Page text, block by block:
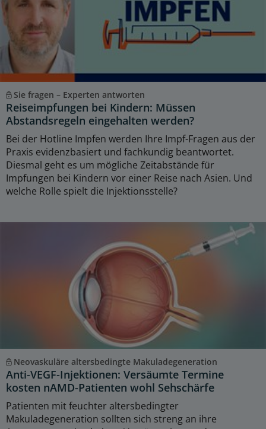
Sie fragen – Experten antworten
Reiseimpfungen bei Kindern: Müssen
Abstandsregeln eingehalten werden?
Bei der Hotline Impfen werden Ihre Impf-Fragen aus der
Praxis evidenzbasiert und fachkundig beantwortet.
Diesmal geht es um mögliche Zeitabstände für
Impfungen bei Kindern vor einer Reise nach Asien. Und
welche Rolle spielt die Injektionsstelle?
Neovaskuläre altersbedingte Makuladegeneration
Anti-VEGF-Injektionen: Versäumte Termine
kosten nAMD-Patienten wohl Sehschärfe
Patienten mit feuchter altersbedingter
Makuladegeneration sollten sich streng an ihre